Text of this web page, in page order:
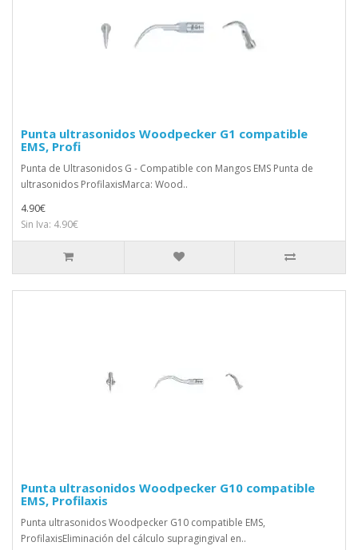
Punta ultrasonidos Woodpecker G1 compatible
EMS, Profi
Punta de Ultrasonidos G - Compatible con Mangos EMS Punta de
ultrasonidos ProfilaxisMarca: Wood..
4.90€
Sin Iva: 4.90€
Punta ultrasonidos Woodpecker G10 compatible
EMS, Profilaxis
Punta ultrasonidos Woodpecker G10 compatible EMS,
ProfilaxisEliminación del cálculo supragingival en..